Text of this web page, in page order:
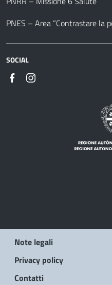
PNES – Area “Contrastare la
SOCIAL
Note legali
Privacy policy
Contatti